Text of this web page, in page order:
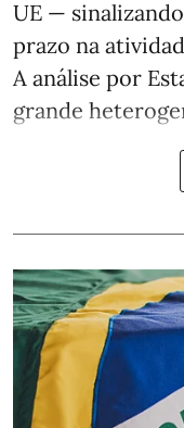
UE —
prazo na
A análise por
grande